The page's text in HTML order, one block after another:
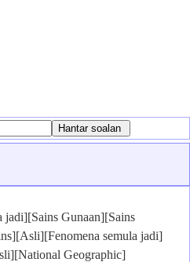
jadi][Sains Gunaan][Sains
semula jadi]
Geographic]